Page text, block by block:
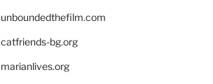
unboundedthefilm.com
catfriends-bg.org
marianlives.org